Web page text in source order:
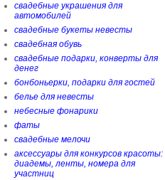
свадебные украшения для
автомобилей
свадебные букеты невесты
свадебная обувь
свадебные подарки, конверты для
денег
бонбоньерки, подарки для гостей
белье для невесты
небесные фонарики
фаты
свадебные мелочи
аксессуары для конкурсов красоты:
диадемы, ленты, номера для
участниц